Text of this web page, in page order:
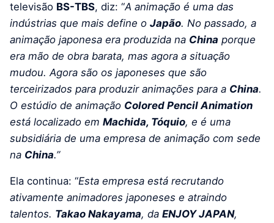
televisão BS-TBS, diz: “A animação é uma das
indústrias que mais define o Japão. No passado, a
animação japonesa era produzida na China porque
era mão de obra barata, mas agora a situação
mudou. Agora são os japoneses que são
terceirizados para produzir animações para a China.
O estúdio de animação Colored Pencil Animation
está localizado em Machida, Tóquio, e é uma
subsidiária de uma empresa de animação com sede
na China.”
Ela continua: “Esta empresa está recrutando
ativamente animadores japoneses e atraindo
talentos. Takao Nakayama, da ENJOY JAPAN,